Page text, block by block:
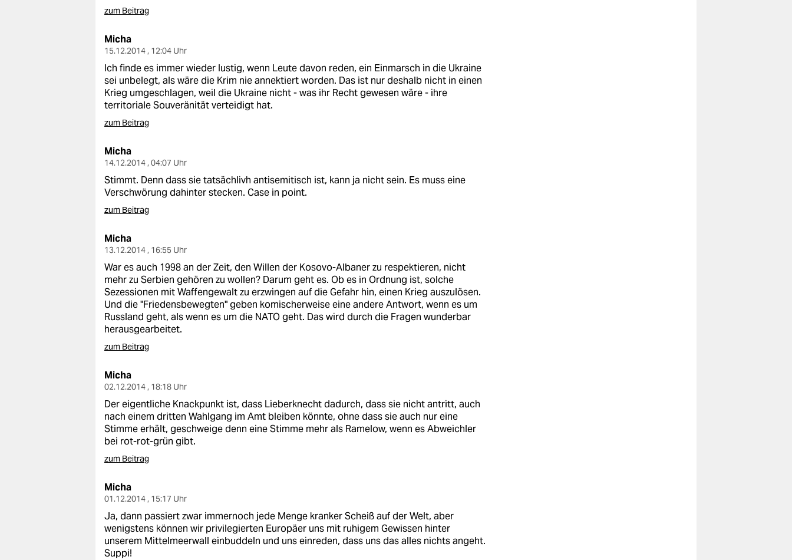
zum Beitrag
Micha
15.12.2014 , 12:04 Uhr
Ich finde es immer wieder lustig, wenn Leute davon reden, ein Einmarsch in die Ukraine
sei unbelegt, als wäre die Krim nie annektiert worden. Das ist nur deshalb nicht in einen
Krieg umgeschlagen, weil die Ukraine nicht - was ihr Recht gewesen wäre - ihre
territoriale Souveränität verteidigt hat.
zum Beitrag
Micha
14.12.2014 , 04:07 Uhr
Stimmt. Denn dass sie tatsächlivh antisemitisch ist, kann ja nicht sein. Es muss eine
Verschwörung dahinter stecken. Case in point.
zum Beitrag
Micha
13.12.2014 , 16:55 Uhr
War es auch 1998 an der Zeit, den Willen der Kosovo-Albaner zu respektieren, nicht
mehr zu Serbien gehören zu wollen? Darum geht es. Ob es in Ordnung ist, solche
Sezessionen mit Waffengewalt zu erzwingen auf die Gefahr hin, einen Krieg auszulösen.
Und die "Friedensbewegten" geben komischerweise eine andere Antwort, wenn es um
Russland geht, als wenn es um die NATO geht. Das wird durch die Fragen wunderbar
herausgearbeitet.
zum Beitrag
Micha
02.12.2014 , 18:18 Uhr
Der eigentliche Knackpunkt ist, dass Lieberknecht dadurch, dass sie nicht antritt, auch
nach einem dritten Wahlgang im Amt bleiben könnte, ohne dass sie auch nur eine
Stimme erhält, geschweige denn eine Stimme mehr als Ramelow, wenn es Abweichler
bei rot-rot-grün gibt.
zum Beitrag
Micha
01.12.2014 , 15:17 Uhr
Ja, dann passiert zwar immernoch jede Menge kranker Scheiß auf der Welt, aber
wenigstens können wir privilegierten Europäer uns mit ruhigem Gewissen hinter
unserem Mittelmeerwall einbuddeln und uns einreden, dass uns das alles nichts angeht.
Suppi!